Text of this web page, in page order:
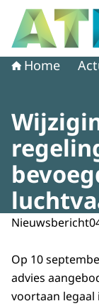
Naar de
Home
Nieuwsbericht
Op 10
advies
voortaan